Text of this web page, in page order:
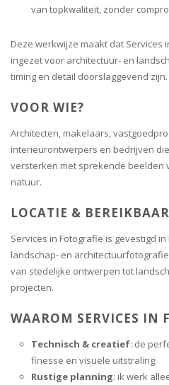
van topkwaliteit, zonder
Deze werkwijze maakt dat Services
ingezet voor architectuur- en
timing en detail doorslaggevend zijn.
VOOR WIE?
Architecten, makelaars,
interieurontwerpers en bedrijven
versterken met sprekende beelden
natuur.
LOCATIE &
Services in Fotografie is gevestigd
landschap- en
van stedelijke ontwerpen tot
projecten.
WAAROM SERVICES IN
Technisch & creatief: de
finesse en visuele uitstraling.
Rustige planning: ik werk